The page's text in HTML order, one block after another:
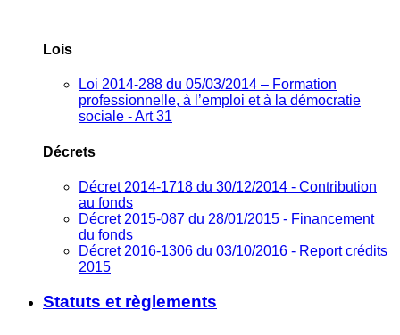
Lois
Loi 2014-288 du 05/03/2014 – Formation
professionnelle, à l’emploi et à la démocratie
sociale - Art 31
Décrets
Décret 2014-1718 du 30/12/2014 - Contribution
au fonds
Décret 2015-087 du 28/01/2015 - Financement
du fonds
Décret 2016-1306 du 03/10/2016 - Report crédits
2015
Statuts et règlements